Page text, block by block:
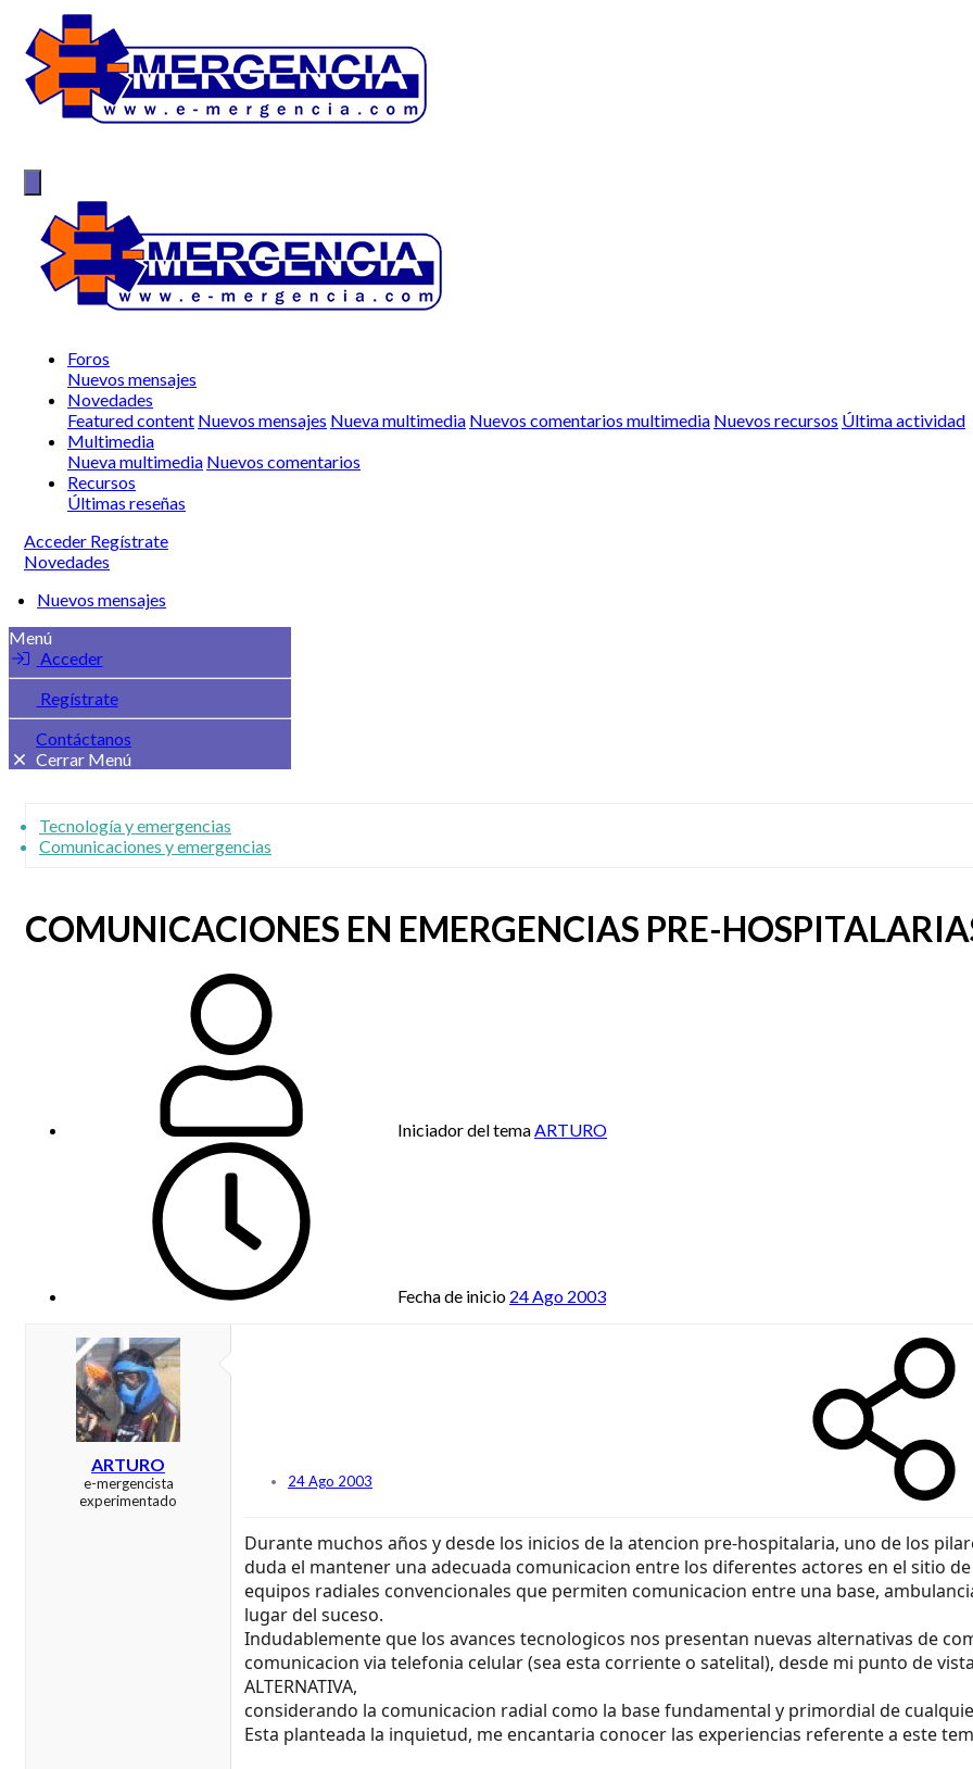
Foros
Nuevos mensajes
Novedades
Featured content Nuevos mensajes Nueva multimedia Nuevos comentarios multimedia Nuevos recursos Última actividad
Multimedia
Nueva multimedia Nuevos comentarios
Recursos
Últimas reseñas
Acceder Regístrate
Novedades
Nuevos mensajes
Menú
Acceder
Regístrate
Contáctanos
Cerrar Menú
Tecnología y emergencias
Comunicaciones y emergencias
COMUNICACIONES EN EMERGENCIAS PRE-
Iniciador del temaARTURO
Fecha de inicio 24 Ago 2003
ARTURO
e-mergencista
experimentado
24 Ago 2003
Durante muchos años y desde los inicios de la atencion pre-hospitalaria, uno de los
duda el mantener una adecuada comunicacion entre los diferentes actores en el sitio
equipos radiales convencionales que permiten comunicacion entre una base,
lugar del suceso.
Indudablemente que los avances tecnologicos nos presentan nuevas alternativas de
comunicacion via telefonia celular (sea esta corriente o satelital), desde mi punto de
ALTERNATIVA,
considerando la comunicacion radial como la base fundamental y primordial de
Esta planteada la inquietud, me encantaria conocer las experiencias referente a este